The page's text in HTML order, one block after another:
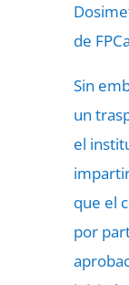
de
Sin
un
el
que el
por